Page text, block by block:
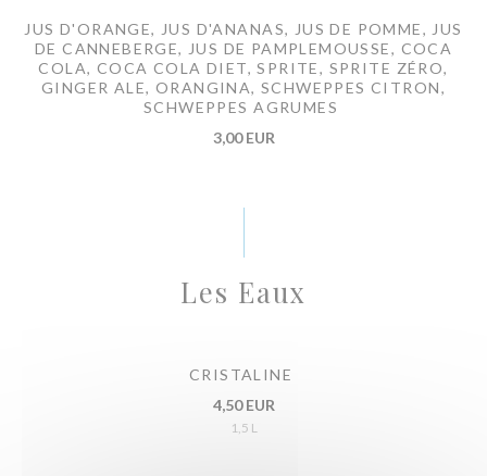
JUS D'ORANGE, JUS D'ANANAS, JUS DE POMME, JUS
DE CANNEBERGE, JUS DE PAMPLEMOUSSE, COCA
COLA, COCA COLA DIET, SPRITE, SPRITE ZÉRO,
GINGER ALE, ORANGINA, SCHWEPPES CITRON,
SCHWEPPES AGRUMES
3,00 EUR
Les Eaux
CRISTALINE
4,50 EUR
1,5 L